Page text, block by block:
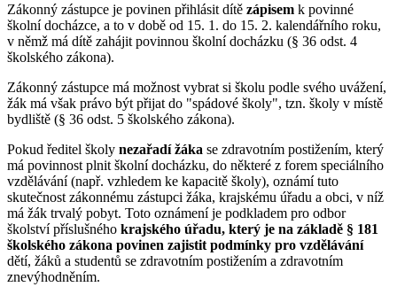
Zákonný zástupce je povinen přihlásit dítě zápisem k povinné
školní docházce, a to v době od 15. 1. do 15. 2. kalendářního roku,
v němž má dítě zahájit povinnou školní docházku (§ 36 odst. 4
školského zákona).
Zákonný zástupce má možnost vybrat si školu podle svého uvážení,
žák má však právo být přijat do "spádové školy", tzn. školy v místě
bydliště (§ 36 odst. 5 školského zákona).
Pokud ředitel školy nezařadí žáka se zdravotním postižením, který
má povinnost plnit školní docházku, do některé z forem speciálního
vzdělávání (např. vzhledem ke kapacitě školy), oznámí tuto
skutečnost zákonnému zástupci žáka, krajskému úřadu a obci, v níž
má žák trvalý pobyt. Toto oznámení je podkladem pro odbor
školství příslušného krajského úřadu, který je na základě § 181
školského zákona povinen zajistit podmínky pro vzdělávání
dětí, žáků a studentů se zdravotním postižením a zdravotním
znevýhodněním.